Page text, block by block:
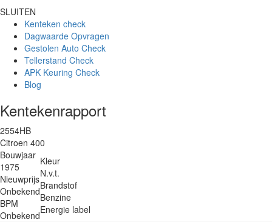
SLUITEN
Kenteken check
Dagwaarde Opvragen
Gestolen Auto Check
Tellerstand Check
APK Keuring Check
Blog
Kentekenrapport
2554HB
Citroen 400
Bouwjaar
1975
Nieuwprijs
Onbekend
BPM
Onbekend
Kleur
N.v.t.
Brandstof
Benzine
Energie label